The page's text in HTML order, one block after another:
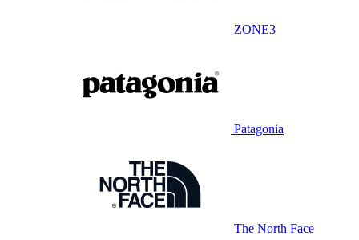
ZONE3
Patagonia
The North Face